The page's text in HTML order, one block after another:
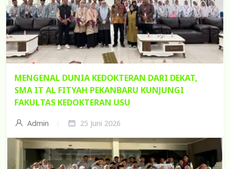
MENGENAL DUNIA KEDOKTERAN DARI DEKAT,
SMA IT AL FITYAH PEKANBARU KUNJUNGI
FAKULTAS KEDOKTERAN USU
Admin 25 Juni 2026